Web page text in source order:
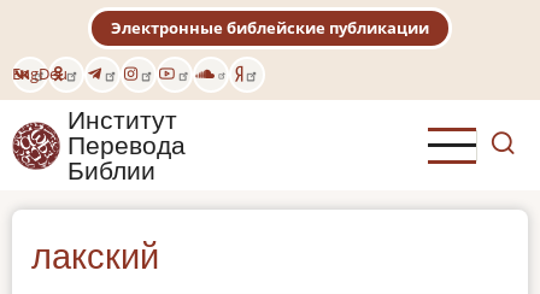
основному
содержанию
EngDeu
Электронные библейские публикации
Институт
Перевода
Библии
лакский